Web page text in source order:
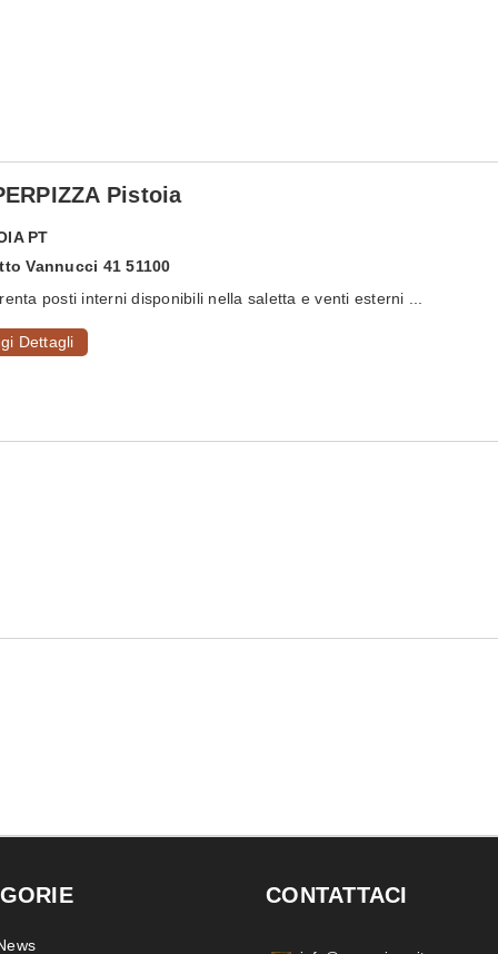
Pistoia
PT
Vannucci 41 51100
posti interni disponibili nella saletta e venti esterni ...
Dettagli
CONTATTACI